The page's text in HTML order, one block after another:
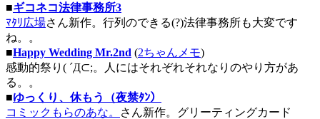
■ギコネコ法律事務所3
ﾏﾀﾘ広場さん新作。行列のできる(?)法律事務所も大変です
ね。。
■Happy Wedding Mr.2nd (2ちゃんメモ)
感動的祭り( ´Д⊂;。人にはそれぞれそれなりのやり方があ
る。。
■ゆっくり、休もう（夜禁ﾀﾝ）
コミックもらのあな。
さん新作。グリーティングカード